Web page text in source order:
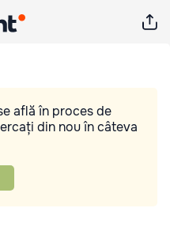
află în proces de
din nou în câteva